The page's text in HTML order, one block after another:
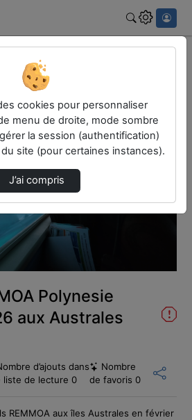
2026 aux Australes
Lire
la
vidéo
Polynesie
aux Australes
d’ajouts dans
liste de lecture 0
Nombre
de favoris 0
REMMOA aux îles Australes en février
cookies pour personnaliser
menu de droite, mode sombre
la session (authentification)
site (pour certaines instances).
J’ai compris